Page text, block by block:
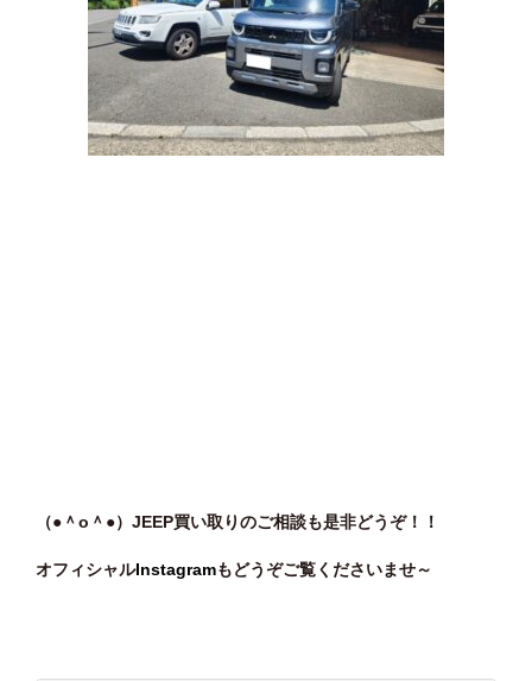
（●＾o＾●）JEEP買い取りのご相談も是非どうぞ！！
オフィシャルInstagramもどうぞご覧くださいませ～